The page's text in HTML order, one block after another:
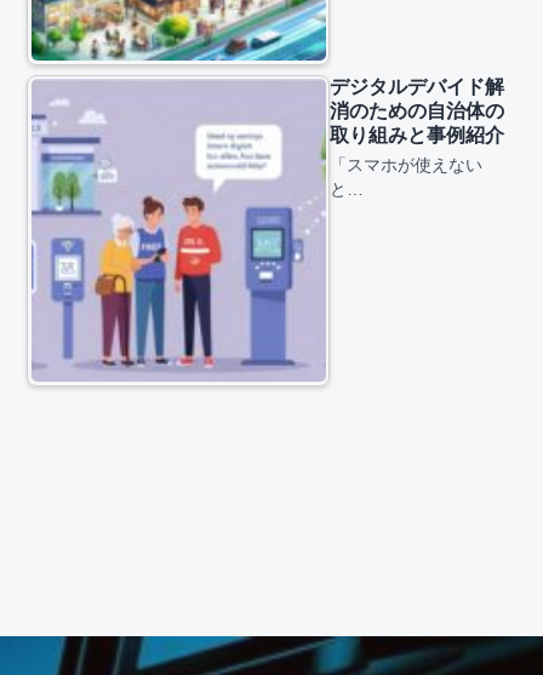
デジタルデバイド解
消のための自治体の
取り組みと事例紹介
「スマホが使えない
と…